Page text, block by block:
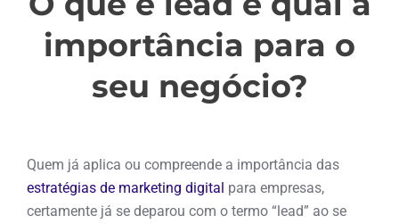
importância para o
seu negócio?
Quem já aplica ou compreende a importância das
estratégias de marketing digital para empresas,
certamente já se deparou com o termo “lead” ao se